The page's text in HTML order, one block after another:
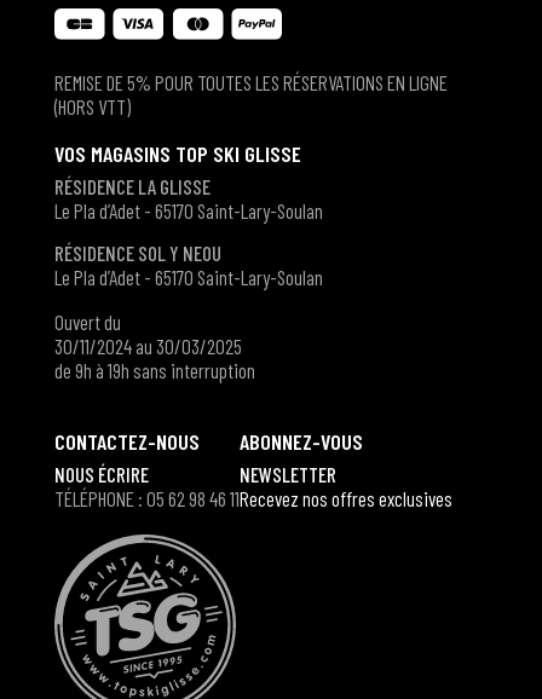
REMISE DE 5% POUR TOUTES LES RÉSERVATIONS EN LIGNE
(HORS VTT)
VOS MAGASINS TOP SKI GLISSE
RÉSIDENCE LA GLISSE
Le Pla d’Adet - 65170 Saint-Lary-Soulan
RÉSIDENCE SOL Y NEOU
Le Pla d’Adet - 65170 Saint-Lary-Soulan
Ouvert du
30/11/2024 au 30/03/2025
de 9h à 19h sans interruption
CONTACTEZ-NOUS
NOUS ÉCRIRE
TÉLÉPHONE : 05 62 98 46 11
ABONNEZ-VOUS
NEWSLETTER
Recevez nos offres exclusives